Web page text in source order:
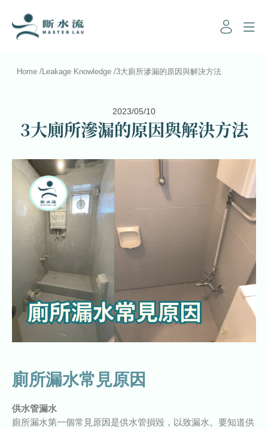
Home /Leakage Knowledge /3大廁所滲漏的原因與解決方法
2023/05/10
3大廁所滲漏的原因與解決方法
廁所漏水常見原因
供水管漏水
廁所漏水第一個常見原因是供水管損毀，以致漏水。要知道供